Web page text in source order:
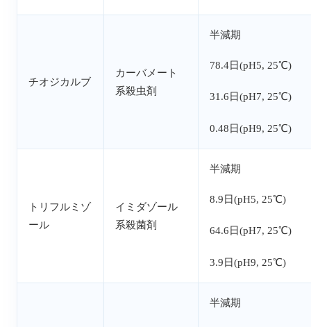
チオジカルブ
カーバメート
系殺虫剤
半減期
78.4日(pH5, 25℃)
31.6日(pH7, 25℃)
0.48日(pH9, 25℃)
トリフルミゾ
ール
イミダゾール
系殺菌剤
半減期
8.9日(pH5, 25℃)
64.6日(pH7, 25℃)
3.9日(pH9, 25℃)
半減期